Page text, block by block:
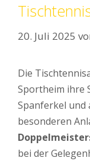
20. Juli 2025
Die
Sportheim ihre
Spanferkel und
besonderen
bei der